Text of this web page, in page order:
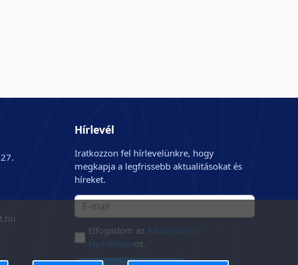
Hírlevél
Iratkozzon fel hírlevelünkre, hogy
megkapja a legfrissebb aktualitásokat és
híreket.
Elfogadom az Adatvédelmi
Nyilatkozatot.